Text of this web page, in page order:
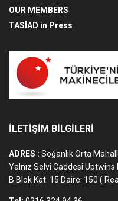
OUR MEMBERS
TASİAD in Press
İLETİŞİM BİLGİLERİ
ADRES : Soğanlık Orta
Yalnız Selvi Caddesi
B Blok Kat: 15 Daire: 150 (